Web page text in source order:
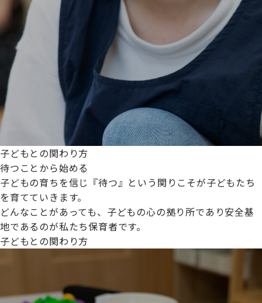
子どもとの関わり方
待つことから始める
子どもの育ちを信じ『待つ』という関りこそが子どもたち
を育てていきます。
どんなことがあっても、子どもの心の拠り所であり安全基
地であるのが私たち保育者です。
子どもとの関わり方